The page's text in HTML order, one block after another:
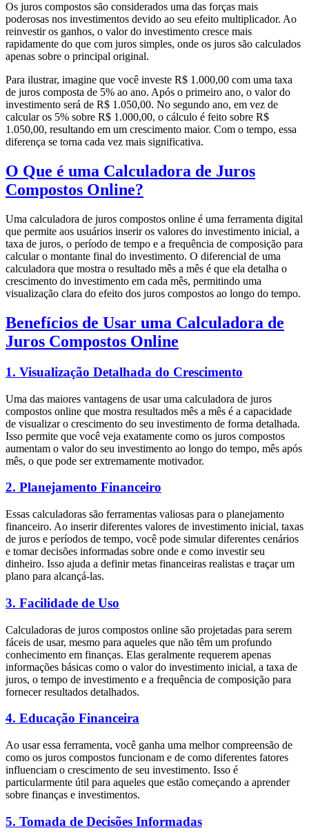
Os juros compostos são considerados uma das forças mais
poderosas nos investimentos devido ao seu efeito multiplicador. Ao
reinvestir os ganhos, o valor do investimento cresce mais
rapidamente do que com juros simples, onde os juros são calculados
apenas sobre o principal original.
Para ilustrar, imagine que você investe R$ 1.000,00 com uma taxa
de juros composta de 5% ao ano. Após o primeiro ano, o valor do
investimento será de R$ 1.050,00. No segundo ano, em vez de
calcular os 5% sobre R$ 1.000,00, o cálculo é feito sobre R$
1.050,00, resultando em um crescimento maior. Com o tempo, essa
diferença se torna cada vez mais significativa.
O Que é uma Calculadora de Juros
Compostos Online?
Uma calculadora de juros compostos online é uma ferramenta digital
que permite aos usuários inserir os valores do investimento inicial, a
taxa de juros, o período de tempo e a frequência de composição para
calcular o montante final do investimento. O diferencial de uma
calculadora que mostra o resultado mês a mês é que ela detalha o
crescimento do investimento em cada mês, permitindo uma
visualização clara do efeito dos juros compostos ao longo do tempo.
Benefícios de Usar uma Calculadora de
Juros Compostos Online
1. Visualização Detalhada do Crescimento
Uma das maiores vantagens de usar uma calculadora de juros
compostos online que mostra resultados mês a mês é a capacidade
de visualizar o crescimento do seu investimento de forma detalhada.
Isso permite que você veja exatamente como os juros compostos
aumentam o valor do seu investimento ao longo do tempo, mês após
mês, o que pode ser extremamente motivador.
2. Planejamento Financeiro
Essas calculadoras são ferramentas valiosas para o planejamento
financeiro. Ao inserir diferentes valores de investimento inicial, taxas
de juros e períodos de tempo, você pode simular diferentes cenários
e tomar decisões informadas sobre onde e como investir seu
dinheiro. Isso ajuda a definir metas financeiras realistas e traçar um
plano para alcançá-las.
3. Facilidade de Uso
Calculadoras de juros compostos online são projetadas para serem
fáceis de usar, mesmo para aqueles que não têm um profundo
conhecimento em finanças. Elas geralmente requerem apenas
informações básicas como o valor do investimento inicial, a taxa de
juros, o tempo de investimento e a frequência de composição para
fornecer resultados detalhados.
4. Educação Financeira
Ao usar essa ferramenta, você ganha uma melhor compreensão de
como os juros compostos funcionam e de como diferentes fatores
influenciam o crescimento de seu investimento. Isso é
particularmente útil para aqueles que estão começando a aprender
sobre finanças e investimentos.
5. Tomada de Decisões Informadas